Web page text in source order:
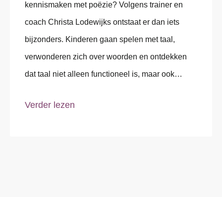
kennismaken met poëzie? Volgens trainer en
coach Christa Lodewijks ontstaat er dan iets
bijzonders. Kinderen gaan spelen met taal,
verwonderen zich over woorden en ontdekken
dat taal niet alleen functioneel is, maar ook
Verder lezen